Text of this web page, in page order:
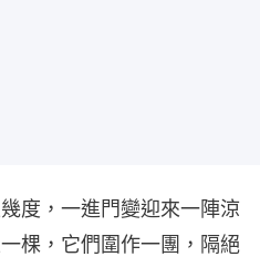
度，一進門變迎來一陣涼
棵，它們圍作一團，隔絕